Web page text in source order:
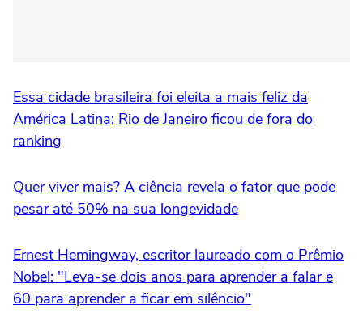
Essa cidade brasileira foi eleita a mais feliz da
América Latina; Rio de Janeiro ficou de fora do
ranking
Quer viver mais? A ciência revela o fator que pode
pesar até 50% na sua longevidade
Ernest Hemingway, escritor laureado com o Prêmio
Nobel: "Leva-se dois anos para aprender a falar e
60 para aprender a ficar em silêncio"